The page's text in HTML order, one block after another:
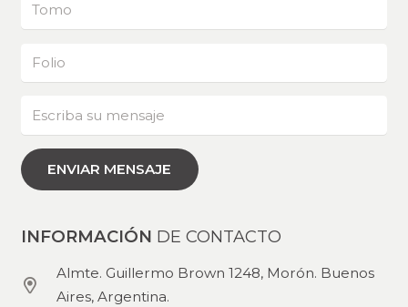
INFORMACIÓN DE CONTACTO
Almte. Guillermo Brown 1248, Morón. Buenos
Aires, Argentina.